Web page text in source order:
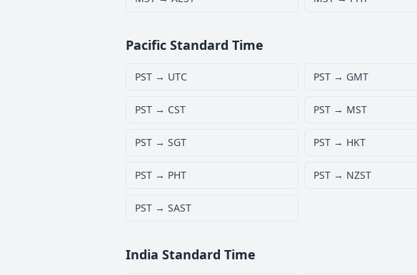
Pacific Standard Time
PST → UTC PST → GMT
PST → CST PST → MST
PST → SGT PST → HKT
PST → PHT PST → NZST
PST → SAST
India Standard Time